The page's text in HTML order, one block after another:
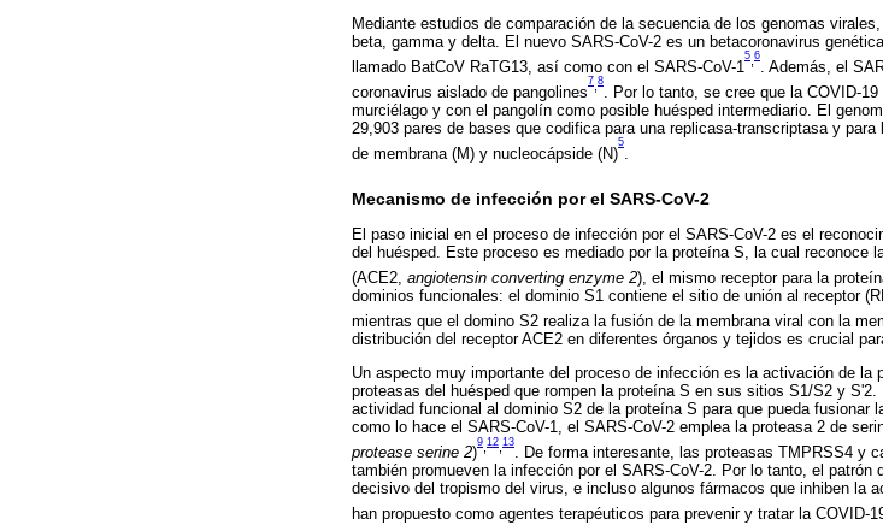
Mediante estudios de comparación de la secuencia de los genomas
beta, gamma y delta. El nuevo SARS-CoV-2 es un betacoronavirus
llamado BatCoV RaTG13, así como con el SARS-CoV-1
5 6
. Además, el
coronavirus aislado de pangolines
7 8
. Por lo tanto, se cree que la COVID-
murciélago y con el pangolín como posible huésped intermediario. El
29,903 pares de bases que codifica para una replicasa-transcriptasa y
de membrana (M) y nucleocápside (N)
5
Mecanismo de infección por el SARS-CoV-2
El paso inicial en el proceso de infección por el SARS-CoV-2 es el
del huésped. Este proceso es mediado por la proteína S, la cual reconoce
(ACE2, angiotensin converting enzyme 2), el mismo receptor para la
dominios funcionales: el dominio S1 contiene el sitio de unión al receptor
mientras que el domino S2 realiza la fusión de la membrana viral con la
distribución del receptor ACE2 en diferentes órganos y tejidos es crucial
Un aspecto muy importante del proceso de infección es la activación de la
proteasas del huésped que rompen la proteína S en sus sitios S1/S2 y
actividad funcional al dominio S2 de la proteína S para que pueda fusionar
como lo hace el SARS-CoV-1, el SARS-CoV-2 emplea la proteasa 2 de
protease serine 2)
9 12 13
. De forma interesante, las proteasas TMPRSS4 y
también promueven la infección por el SARS-CoV-2. Por lo tanto, el
decisivo del tropismo del virus, e incluso algunos fármacos que inhiben la
han propuesto como agentes terapéuticos para prevenir y tratar la COVID-